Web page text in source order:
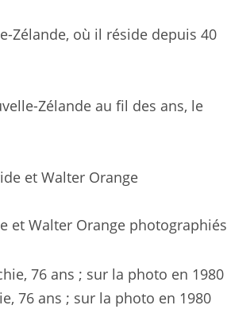
Zélande, où il réside depuis 40
Zélande au fil des ans, le
et Walter Orange photographiés
76 ans ; sur la photo en 1980